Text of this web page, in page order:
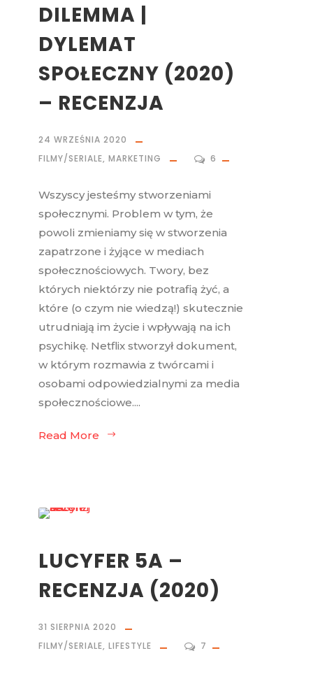
DILEMMA |
DYLEMAT
SPOŁECZNY (2020)
– RECENZJA
24 WRZEŚNIA 2020
FILMY/SERIALE, MARKETING 6
Wszyscy jesteśmy stworzeniami
społecznymi. Problem w tym, że
powoli zmieniamy się w stworzenia
zapatrzone i żyjące w mediach
społecznościowych. Twory, bez
których niektórzy nie potrafią żyć, a
które (o czym nie wiedzą!) skutecznie
utrudniają im życie i wpływają na ich
psychikę. Netflix stworzył dokument,
w którym rozmawia z twórcami i
osobami odpowiedzialnymi za media
społecznościowe....
Read More
LUCYFER 5A –
RECENZJA (2020)
31 SIERPNIA 2020
FILMY/SERIALE, LIFESTYLE 7